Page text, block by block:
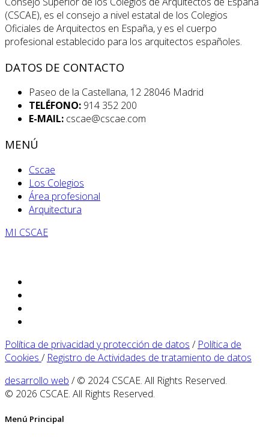
(CSCAE), es el consejo a nivel estatal de los Colegios
Oficiales de Arquitectos en España, y es el cuerpo
profesional establecido para los arquitectos españoles.
DATOS DE CONTACTO
Paseo de la Castellana, 12 28046 Madrid
TELÉFONO: 914 352 200
E-MAIL: cscae@cscae.com
MENÚ
Cscae
Los Colegios
Área profesional
Arquitectura
MI CSCAE
Política de privacidad y protección de datos / Política de
Cookies / Registro de Actividades de tratamiento de datos
desarrollo web / © 2024 CSCAE. All Rights Reserved.
© 2026 CSCAE. All Rights Reserved.
Menú Principal